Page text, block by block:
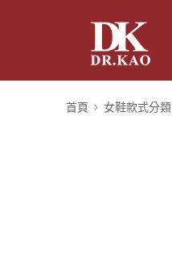
首頁 女鞋款式分類